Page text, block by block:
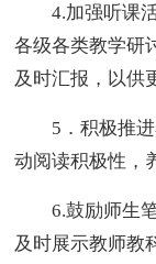
4.加强听课
各级各类教学研
及时汇报，以供
5．积极推
动阅读积极性，
6.鼓励师生
及时展示教师教